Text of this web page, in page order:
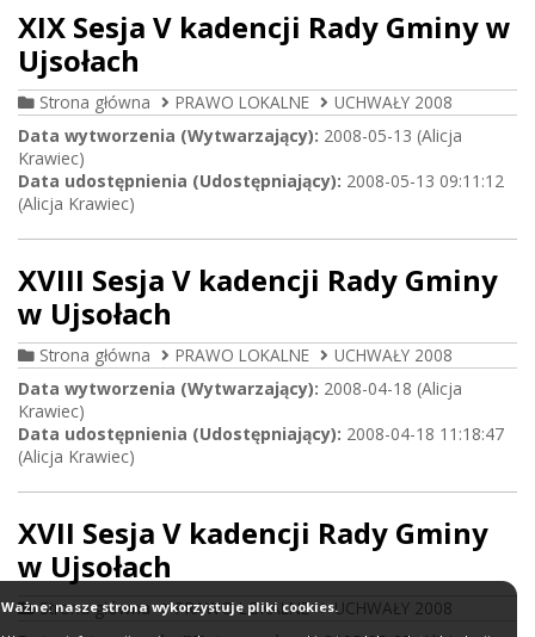
XIX Sesja V kadencji Rady Gminy w
Ujsołach
Strona główna PRAWO LOKALNE
UCHWAŁY 2008
Data wytworzenia (Wytwarzający): 2008-05-13 (Alicja
Krawiec)
Data udostępnienia (Udostępniający): 2008-05-13 09:11:12
(Alicja Krawiec)
XVIII Sesja V kadencji Rady Gminy
w Ujsołach
Strona główna PRAWO LOKALNE
UCHWAŁY 2008
Data wytworzenia (Wytwarzający): 2008-04-18 (Alicja
Krawiec)
Data udostępnienia (Udostępniający): 2008-04-18 11:18:47
(Alicja Krawiec)
XVII Sesja V kadencji Rady Gminy
w Ujsołach
Strona główna PRAWO LOKALNE
UCHWAŁY 2008
Ważne: nasze strona wykorzystuje pliki cookies.